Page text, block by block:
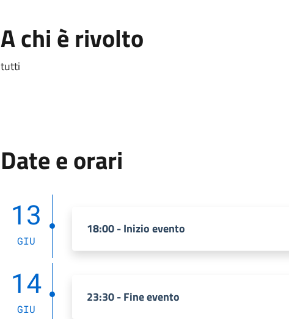
A chi è rivolto
tutti
Date e orari
13
GIU
18:00 - Inizio evento
14
GIU
23:30 - Fine evento